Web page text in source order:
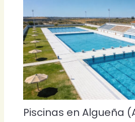
Piscinas en Algueña